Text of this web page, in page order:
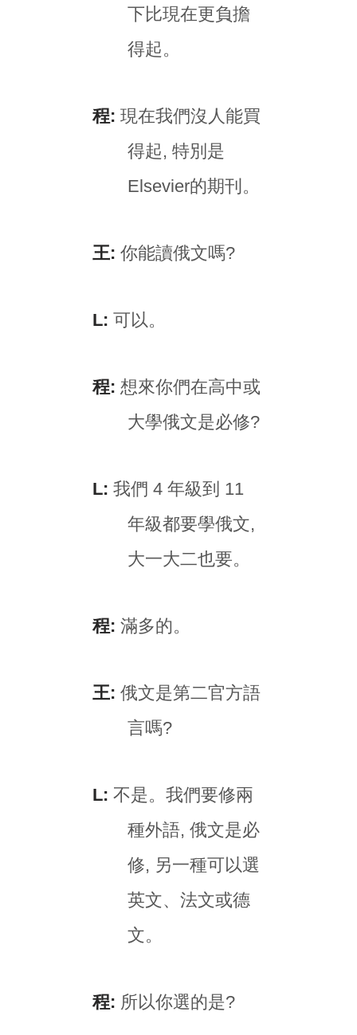
下比現在更負擔
得起。
程: 現在我們沒人能買
得起, 特別是
Elsevier的期刊。
王: 你能讀俄文嗎?
L: 可以。
程: 想來你們在高中或
大學俄文是必修?
L: 我們 4 年級到 11
年級都要學俄文,
大一大二也要。
程: 滿多的。
王: 俄文是第二官方語
言嗎?
L: 不是。我們要修兩
種外語, 俄文是必
修, 另一種可以選
英文、法文或德
文。
程: 所以你選的是?